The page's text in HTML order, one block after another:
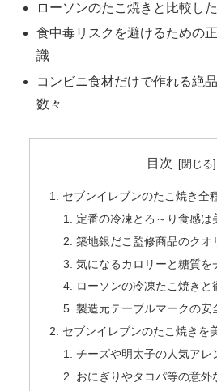
ローソンのたこ焼きと比較し
食中毒リスクを避けるための
識
コンビニ食材だけで作れる絶
数々
目次
セブンイレブンのたこ焼き全
定番の冷凍とろ～り食感は
築地銀だこ監修商品のクオ
気になるカロリーと糖質を
ローソンの冷凍たこ焼きと
製造元テーブルマークの安
セブンイレブンのたこ焼きを
チーズや明太子の人気アレ
おにぎりやタコパ等の意外